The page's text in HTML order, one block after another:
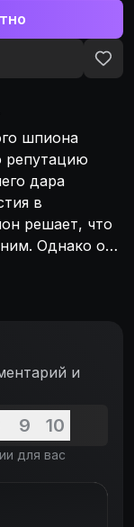
шпиона
репутацию
дара
в
решает, что
Однако оно
ученым
он
магната
и
9 10
для вас